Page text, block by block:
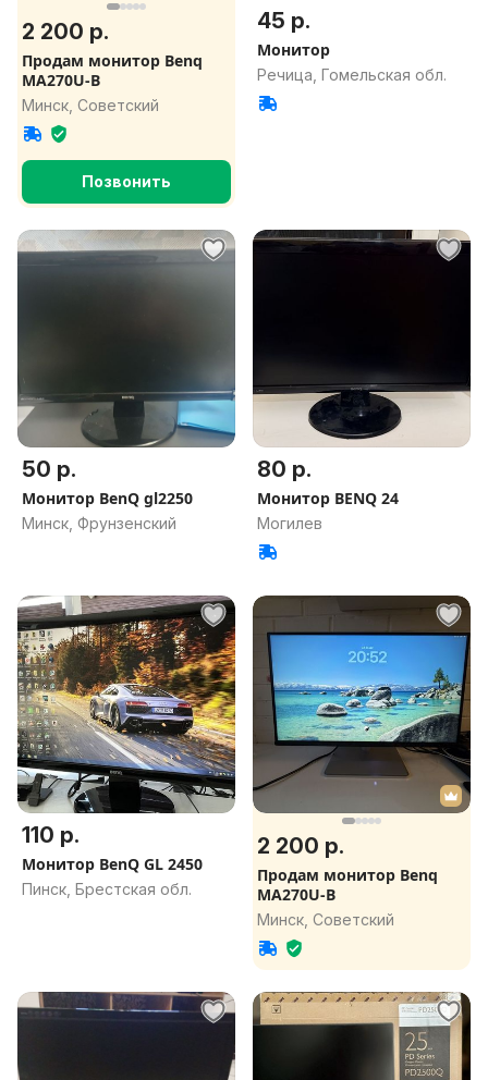
2 200 р.
Продам монитор Benq
MA270U-B
Минск, Советский
Позвонить
45 р.
Монитор
Речица, Гомельская обл.
50 р.
Монитор BenQ gl2250
Минск, Фрунзенский
80 р.
Монитор BENQ 24
Могилев
110 р.
Монитор BenQ GL 2450
Пинск, Брестская обл.
2 200 р.
Продам монитор Benq
MA270U-B
Минск, Советский